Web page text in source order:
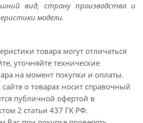
вид, страну производства и
модели.
товара могут отличаться
уточняйте технические
на момент покупки и оплаты.
о товарах носит справочный
публичной офертой в
2 статьи 437 ГК РФ.